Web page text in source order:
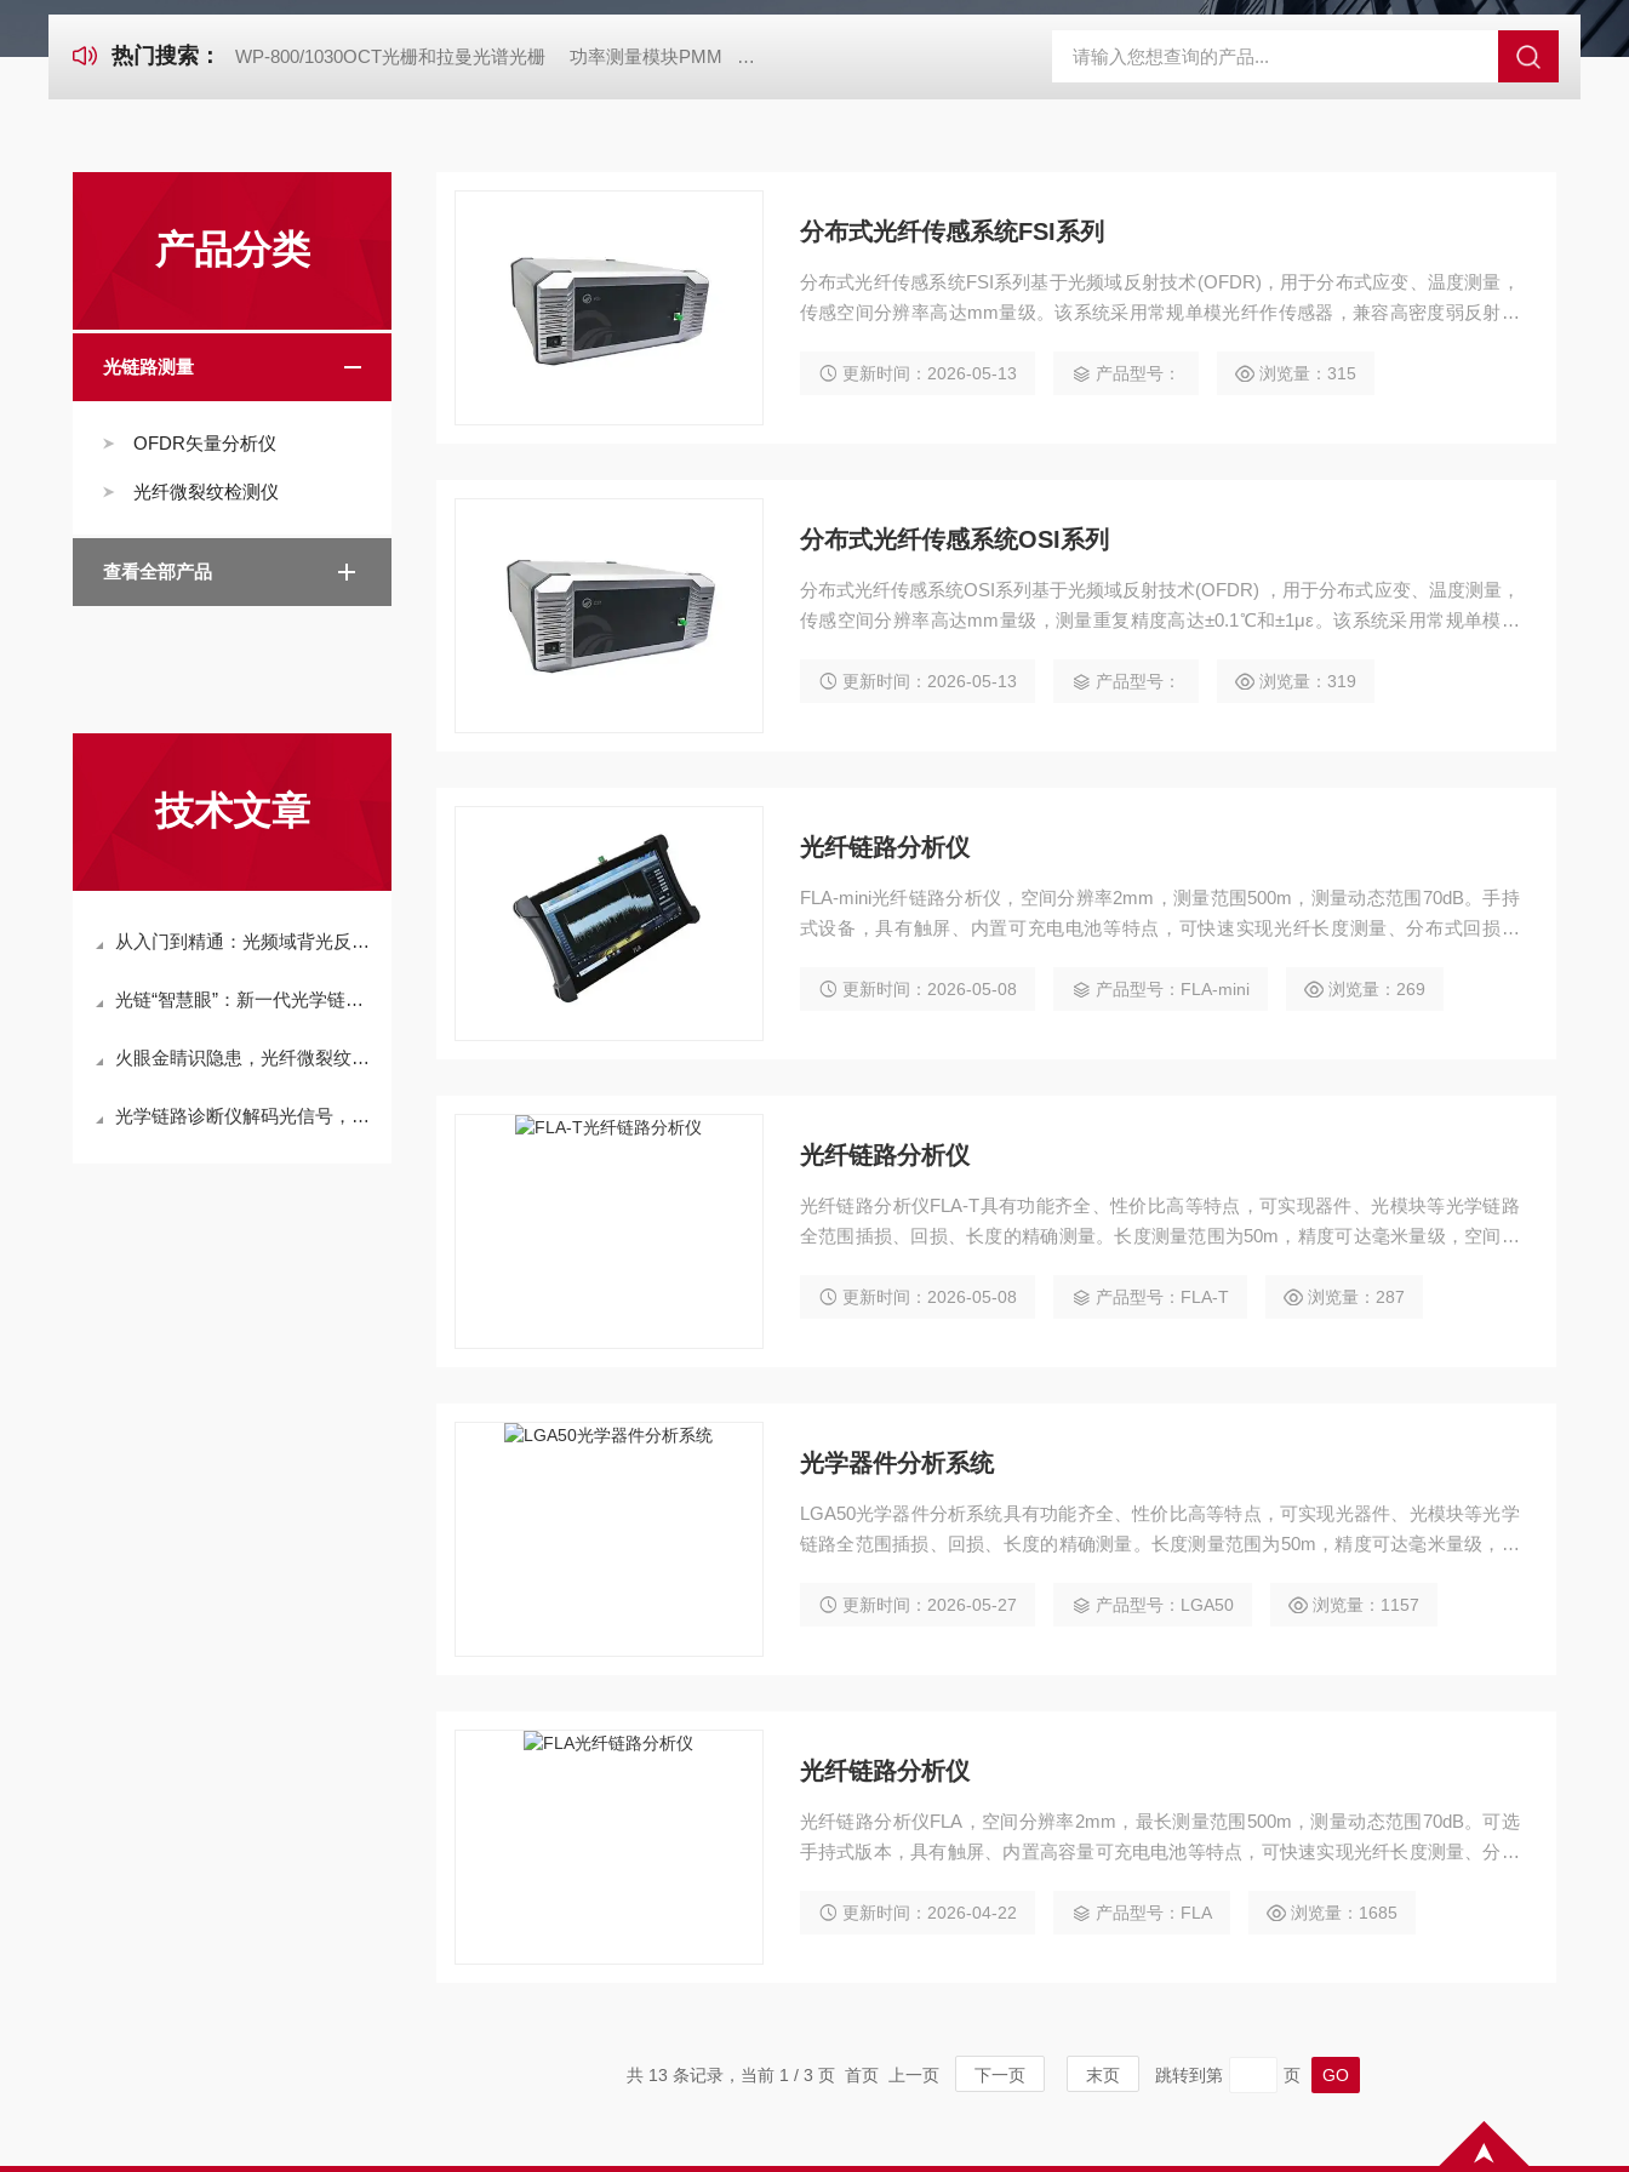
热门搜索： WP-800/1030OCT光栅和拉曼光谱光栅 功率测量模块PMM 高性能荧光寿命和稳态光谱仪FluoTime 300 Cube德国Primes激光功率计 HD1624 l/mm@ 871nmOCT光
产品分类
光链路测量
OFDR矢量分析仪
光纤微裂纹检测仪
查看全部产品
技术文章
从入门到精通：光频域背光反射计操作与数据分析全流程
光链“智慧眼”：新一代光学链路诊断仪的五大技术突破
火眼金睛识隐患，光纤微裂纹检测仪操作全攻略
光学链路诊断仪解码光信号，保障通信畅通
分布式光纤传感系统FSI系列
分布式光纤传感系统FSI系列基于光频域反射技术(OFDR)，用于分布式应变、温度测量，
传感空间分辨率高达mm量级。该系统采用常规单模光纤作传感器，兼容高密度弱反射光
精度应变、温度测量领域。
更新时间：2026-05-13 产品型号： 浏览量：315
分布式光纤传感系统OSI系列
分布式光纤传感系统OSI系列基于光频域反射技术(OFDR) ，用于分布式应变、温度测量，
传感空间分辨率高达mm量级，测量重复精度高达±0.1℃和±1με。该系统采用常规单模光
点，广泛应用于短距离、高分辨、高精度应变、温度测量领域。系统具备形状传感和三维
更新时间：2026-05-13 产品型号： 浏览量：319
光纤链路分析仪
FLA-mini光纤链路分析仪，空间分辨率2mm，测量范围500m，测量动态范围70dB。手持
式设备，具有触屏、内置可充电电池等特点，可快速实现光纤长度测量、分布式回损测
更新时间：2026-05-08 产品型号：FLA-mini 浏览量：269
光纤链路分析仪
光纤链路分析仪FLA-T具有功能齐全、性价比高等特点，可实现器件、光模块等光学链路
全范围插损、回损、长度的精确测量。长度测量范围为50m，精度可达毫米量级，空间分
更新时间：2026-05-08 产品型号：FLA-T 浏览量：287
光学器件分析系统
LGA50光学器件分析系统具有功能齐全、性价比高等特点，可实现光器件、光模块等光学
链路全范围插损、回损、长度的精确测量。长度测量范围为50m，精度可达毫米量级，空
更新时间：2026-05-27 产品型号：LGA50 浏览量：1157
光纤链路分析仪
光纤链路分析仪FLA，空间分辨率2mm，最长测量范围500m，测量动态范围70dB。可选
手持式版本，具有触屏、内置高容量可充电电池等特点，可快速实现光纤长度测量、分布
更新时间：2026-04-22 产品型号：FLA 浏览量：1685
共 13 条记录，当前 1 / 3 页 首页 上一页 下一页 末页 跳转到第 页